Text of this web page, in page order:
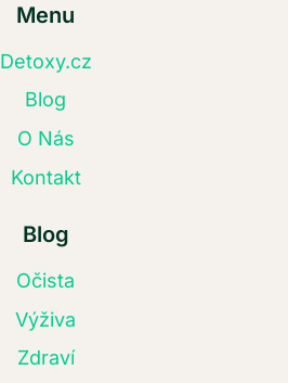
Menu
Detoxy.cz
Blog
O Nás
Kontakt
Blog
Očista
Výživa
Zdraví